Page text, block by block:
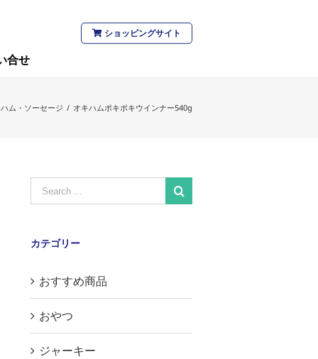
ショッピングサイト
合せ
ハム・ソーセージ / オキハムポキポキウインナー540g
Search
for:
カテゴリー
おすすめ商品
おやつ
ジャーキー